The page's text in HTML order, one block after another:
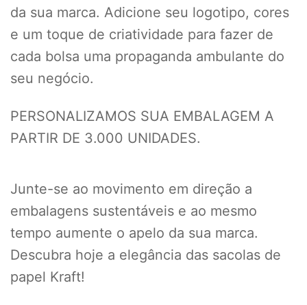
da sua marca. Adicione seu logotipo, cores
e um toque de criatividade para fazer de
cada bolsa uma propaganda ambulante do
seu negócio.
PERSONALIZAMOS SUA EMBALAGEM A
PARTIR DE 3.000 UNIDADES.
Junte-se ao movimento em direção a
embalagens sustentáveis e ao mesmo
tempo aumente o apelo da sua marca.
Descubra hoje a elegância das sacolas de
papel Kraft!